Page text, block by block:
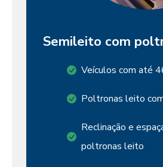
Semileito com
Veículos com até
Poltronas leito
Reclinação e
poltronas leito